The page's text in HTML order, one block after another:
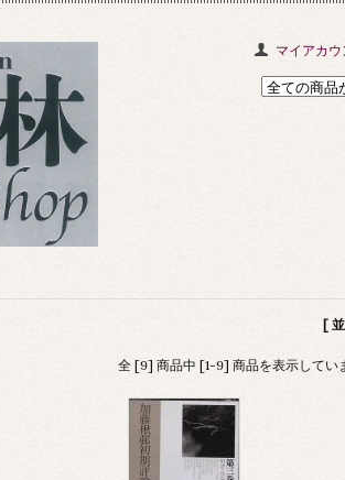
マイアカウ
[
全 [9] 商品中 [1-9] 商品を表示してい